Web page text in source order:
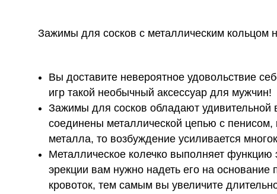
Зажимы для сосков с металлическим кольцом
Вы доставите невероятное удовольствие
игр такой необычный аксессуар для мужчин!
Зажимы для сосков обладают
соединены металлической цепью с
металла, то возбуждение усиливается
Металлическое колечко выполняет функцию
эрекции вам нужно надеть его на основание
кровоток, тем самым вы увеличите